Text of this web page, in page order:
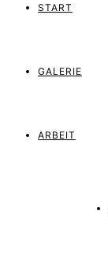
START
GALERIE
ARBEIT